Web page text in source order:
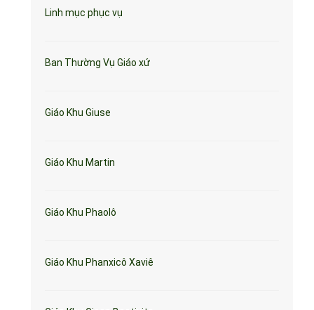
Linh mục phục vụ
Ban Thường Vụ Giáo xứ
Giáo Khu Giuse
Giáo Khu Martin
Giáo Khu Phaolô
Giáo Khu Phanxicô Xaviê